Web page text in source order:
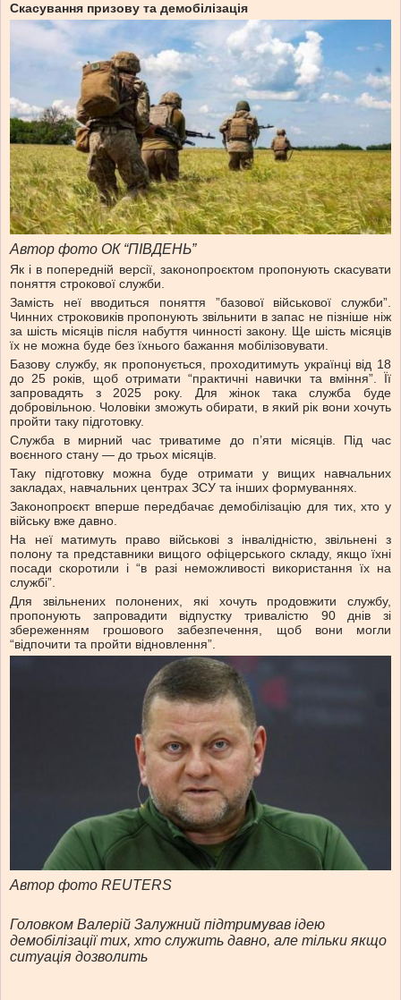
Скасування призову та демобілізація
Автор фото ОК “ПІВДЕНЬ”
Як і в попередній версії, законопроєктом пропонують скасувати
поняття строкової служби.
Замість неї вводиться поняття ”базової військової служби”.
Чинних строковиків пропонують звільнити в запас не пізніше ніж
за шість місяців після набуття чинності закону. Ще шість місяців
їх не можна буде без їхнього бажання мобілізовувати.
Базову службу, як пропонується, проходитимуть українці від 18
до 25 років, щоб отримати “практичні навички та вміння”. Її
запровадять з 2025 року. Для жінок така служба буде
добровільною. Чоловіки зможуть обирати, в який рік вони хочуть
пройти таку підготовку.
Служба в мирний час триватиме до п’яти місяців. Під час
воєнного стану — до трьох місяців.
Таку підготовку можна буде отримати у вищих навчальних
закладах, навчальних центрах ЗСУ та інших формуваннях.
Законопроєкт вперше передбачає демобілізацію для тих, хто у
війську вже давно.
На неї матимуть право військові з інвалідністю, звільнені з
полону та представники вищого офіцерського складу, якщо їхні
посади скоротили і “в разі неможливості використання їх на
службі”.
Для звільнених полонених, які хочуть продовжити службу,
пропонують запровадити відпустку тривалістю 90 днів зі
збереженням грошового забезпечення, щоб вони могли
“відпочити та пройти відновлення”.
Автор фото REUTERS
Головком Валерій Залужний підтримував ідею
демобілізації тих, хто служить давно, але тільки якщо
ситуація дозволить